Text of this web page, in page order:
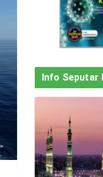
Info Seputar